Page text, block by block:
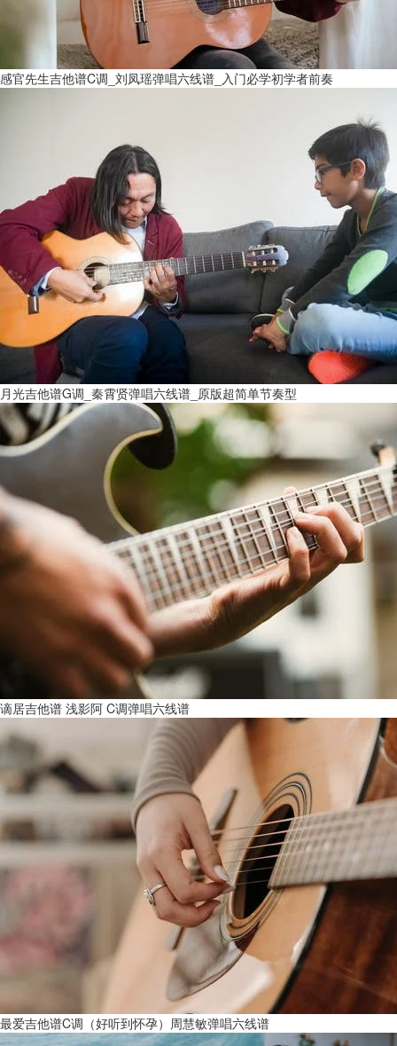
感官先生吉他谱C调_刘凤瑶弹唱六线谱_入门必学初学者前奏
月光吉他谱G调_秦霄贤弹唱六线谱_原版超简单节奏型
谪居吉他谱 浅影阿 C调弹唱六线谱
最爱吉他谱C调（好听到怀孕）周慧敏弹唱六线谱